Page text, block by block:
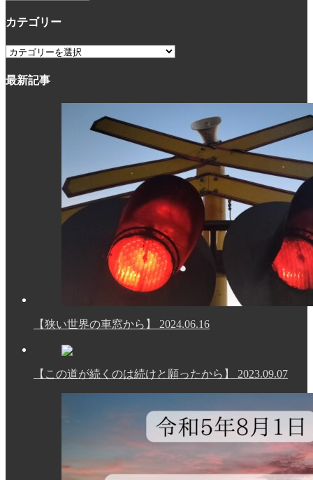
カ
ブ
カテゴリー
カ
ゴ
最新記事
【狭い世界の車窓から】 2024.06.16
【この道が続くのは続けと願ったから】 2023.09.07